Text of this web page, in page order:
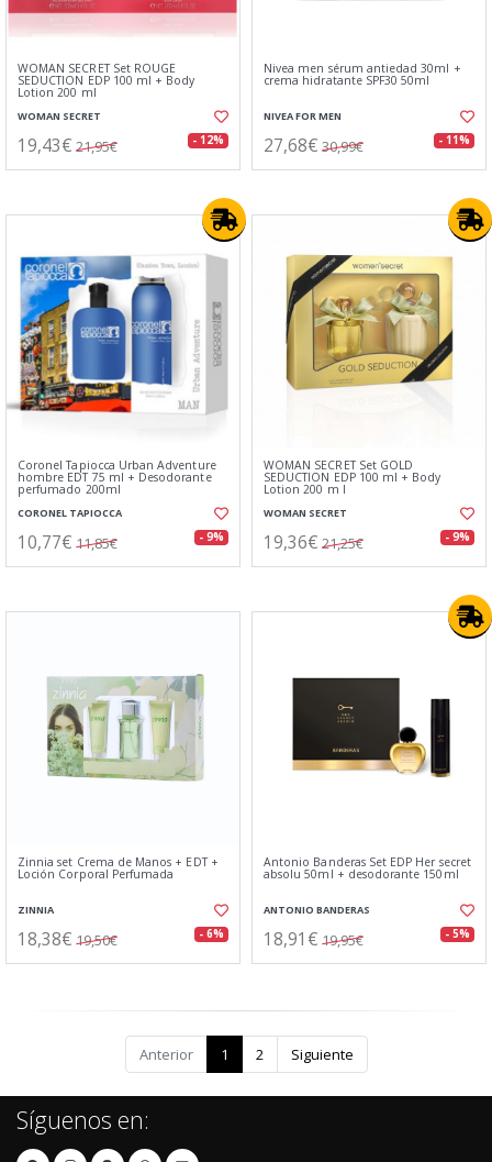
WOMAN SECRET Set ROUGE
SEDUCTION EDP 100 ml + Body
Lotion 200 ml
WOMAN SECRET
19,43€ 21,95€ - 12%
Nivea men sérum antiedad 30ml +
crema hidratante SPF30 50ml
NIVEA FOR MEN
27,68€ 30,99€ - 11%
Coronel Tapiocca Urban Adventure
hombre EDT 75 ml + Desodorante
perfumado 200ml
CORONEL TAPIOCCA
10,77€ 11,85€ - 9%
WOMAN SECRET Set GOLD
SEDUCTION EDP 100 ml + Body
Lotion 200 m l
WOMAN SECRET
19,36€ 21,25€ - 9%
Zinnia set Crema de Manos + EDT +
Loción Corporal Perfumada
ZINNIA
18,38€ 19,50€ - 6%
Antonio Banderas Set EDP Her secret
absolu 50ml + desodorante 150ml
ANTONIO BANDERAS
18,91€ 19,95€ - 5%
Anterior 1 2 Siguiente
Síguenos en: